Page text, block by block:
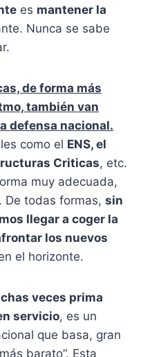
es mantener la
Nunca se sabe
de forma más
también van
defensa nacional.
como el ENS, el
Criticas, etc.
muy adecuada,
. De todas formas, sin
llegar a coger la
los nuevos
el horizonte.
veces prima
servicio, es un
que basa, gran
barato”. Esta